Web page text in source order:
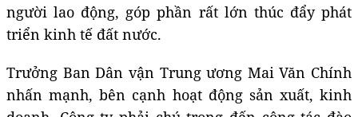
người lao động, góp phần rất lớn thúc đẩy phát
triển kinh tế đất nước.
Trưởng Ban Dân vận Trung ương Mai Văn Chính
nhấn mạnh, bên cạnh hoạt động sản xuất, kinh